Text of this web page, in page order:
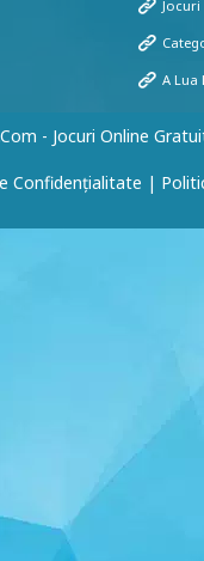
- Jocuri Online
Confidențialitate |